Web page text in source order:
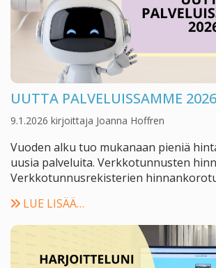
UUTTA PALVELUISSAMME 2026
9.1.2026 kirjoittaja Joanna Hoffren
Vuoden alku tuo mukanaan pieniä
uusia palveluita. Verkkotunnusten
Verkkotunnusrekisterien
LUE LISÄÄ…